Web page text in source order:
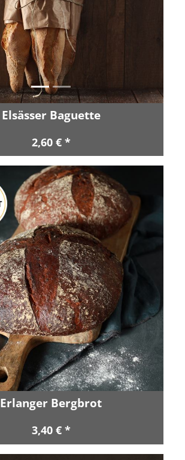
Elsässer Baguette
2,60 € *
Erlanger Bergbrot
3,40 € *